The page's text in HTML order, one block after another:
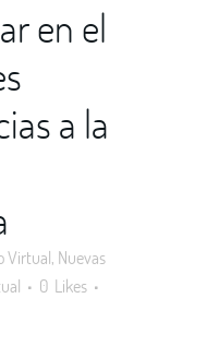
en el
a la
Virtual, Nuevas
0 Likes